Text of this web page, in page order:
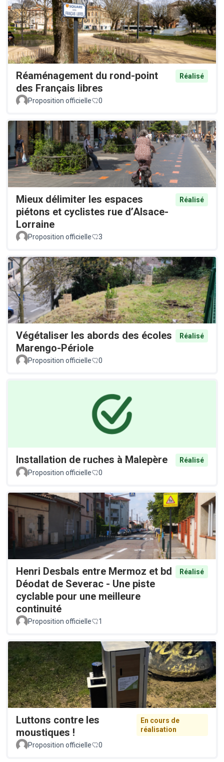
Réaménagement du rond-point
des Français libres
Réalisé
Proposition officielle 0
Mieux délimiter les espaces
piétons et cyclistes rue d’Alsace-
Lorraine
Réalisé
Proposition officielle 3
Végétaliser les abords des écoles
Marengo-Périole
Réalisé
Proposition officielle 0
Installation de ruches à Malepère
Réalisé
Proposition officielle
0
Henri Desbals entre Mermoz et bd
Déodat de Severac - Une piste
cyclable pour une meilleure
continuité
Réalisé
Proposition officielle 1
Luttons contre les
moustiques !
En cours de
réalisation
Proposition officielle
0